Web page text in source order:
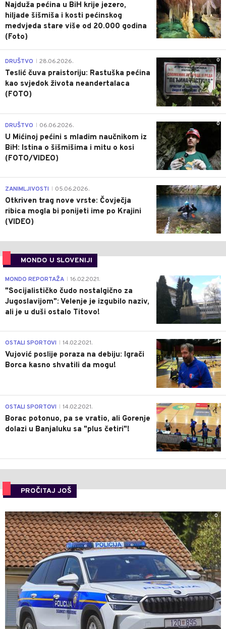
Najduža pećina u BiH krije jezero,
hiljade šišmiša i kosti pećinskog
medvjeda stare više od 20.000 godina
(Foto)
0
DRUŠTVO 28.06.2026.
Teslić čuva praistoriju: Rastuška pećina
kao svjedok života neandertalaca
(FOTO)
0
DRUŠTVO 06.06.2026.
U Mićinoj pećini s mladim naučnikom iz
BiH: Istina o šišmišima i mitu o kosi
(FOTO/VIDEO)
0
ZANIMLJIVOSTI 05.06.2026.
Otkriven trag nove vrste: Čovječja
ribica mogla bi ponijeti ime po Krajini
(VIDEO)
MONDO U SLOVENIJI
4
MONDO REPORTAŽA 16.02.2021.
"Socijalističko čudo nostalgično za
Jugoslavijom": Velenje je izgubilo naziv,
ali je u duši ostalo Titovo!
1
OSTALI SPORTOVI 14.02.2021.
Vujović poslije poraza na debiju: Igrači
Borca kasno shvatili da mogu!
3
OSTALI SPORTOVI 14.02.2021.
Borac potonuo, pa se vratio, ali Gorenje
dolazi u Banjaluku sa "plus četiri"!
PROČITAJ JOŠ
0